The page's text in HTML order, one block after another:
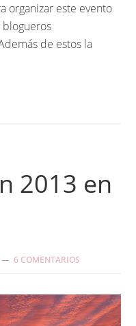
organizar este evento
blogueros
de estos la
2013 en
6 COMENTARIOS